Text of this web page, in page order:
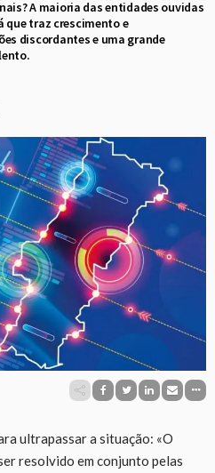
A maioria das entidades ouvidas
que traz crescimento e
discordantes e uma grande
ultrapassar a situação: «O
resolvido em conjunto pelas